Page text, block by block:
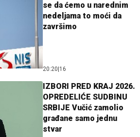
se da ćemo u narednim
nedeljama to moći da
završimo
20:20 16
IZBORI PRED KRAJ 2026.
OPREDELIĆE SUDBINU
SRBIJE Vučić zamolio
građane samo jednu
stvar